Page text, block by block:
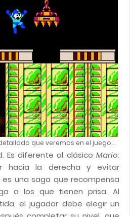
que veremos en el juego...
Es diferente al clásico Mario:
hacia la derecha y evitar
es una saga que recompensa
a los que tienen prisa. Al
el jugador debe elegir un